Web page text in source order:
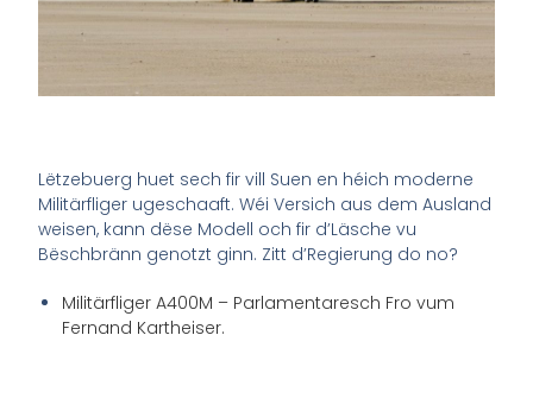
Lëtzebuerg huet sech fir vill Suen en héich moderne
Militärfliger ugeschaaft. Wéi Versich aus dem Ausland
weisen, kann dëse Modell och fir d’Läsche vu
Bëschbränn genotzt ginn. Zitt d’Regierung do no?
Militärfliger A400M – Parlamentaresch Fro vum
Fernand Kartheiser.